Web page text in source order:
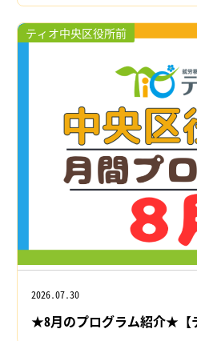
ティオ中央区役所前
2026.07.30
★8月のプログラム紹介★【